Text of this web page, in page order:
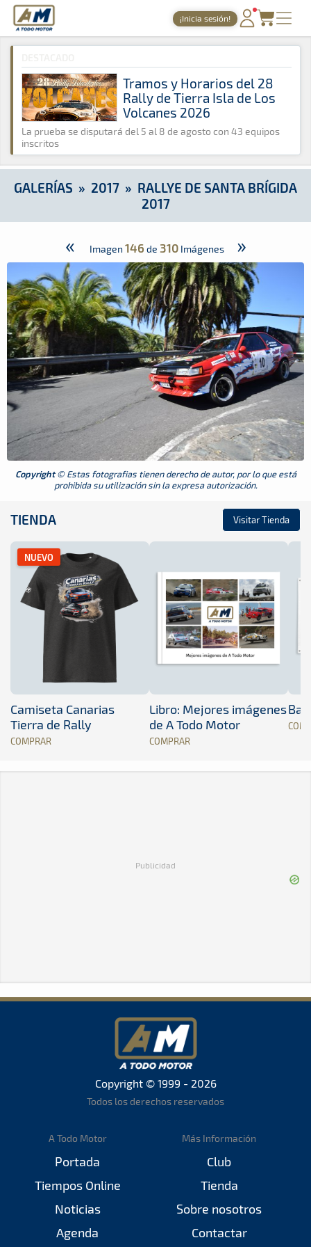
A Todo Motor · Revista del motor desde 1999
¡Inicia sesión!
PORTADA
TIEMPOS ONLINE
NOTICIAS
AGENDA
GALERÍAS
TIENDA
A Todo Motor » Galerías » 2017 » Rallye de Santa Brígida 2017
Tramos y Horarios del 28
Rally de Tierra Isla de Los
Volcanes 2026
La prueba se disputará del 5 al 8 de agosto con 43 equipos
inscritos
GALERÍAS » 2017 » RALLYE DE SANTA BRÍGIDA
2017
« Imagen 146 de 310Imágenes »
Copyright© Estas fotografias tienen derecho de autor, por lo que está
prohibida su utilización sin la expresa autorización.
TIENDA Visitar Tienda
NUEVO
Camiseta Canarias
Tierra de Rally
COMPRAR
Libro: Mejores imágenes
de A Todo Motor
COMPRAR
Publicidad
Copyright © 1999 - 2026
Todos los derechos reservados
A Todo Motor
Portada
Tiempos Online
Noticias
Agenda
Más Información
Club
Tienda
Sobre nosotros
Contactar